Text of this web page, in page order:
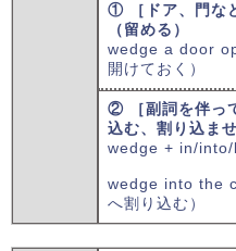
① ［ドア、門な
（留める）
wedge a door
開けておく）
② ［副詞を伴っ
込む、割り込ま
wedge + in/into/
wedge into the
へ割り込む）